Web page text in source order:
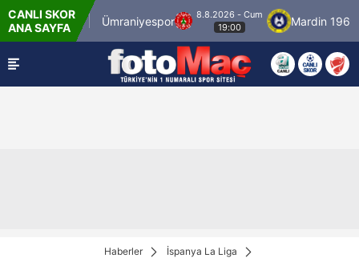
CANLI SKOR
ANA SAYFA
Ümraniyespor
8.8.2026 - Cum
19:00
Mardin 1969
Haberler
İspanya La Liga